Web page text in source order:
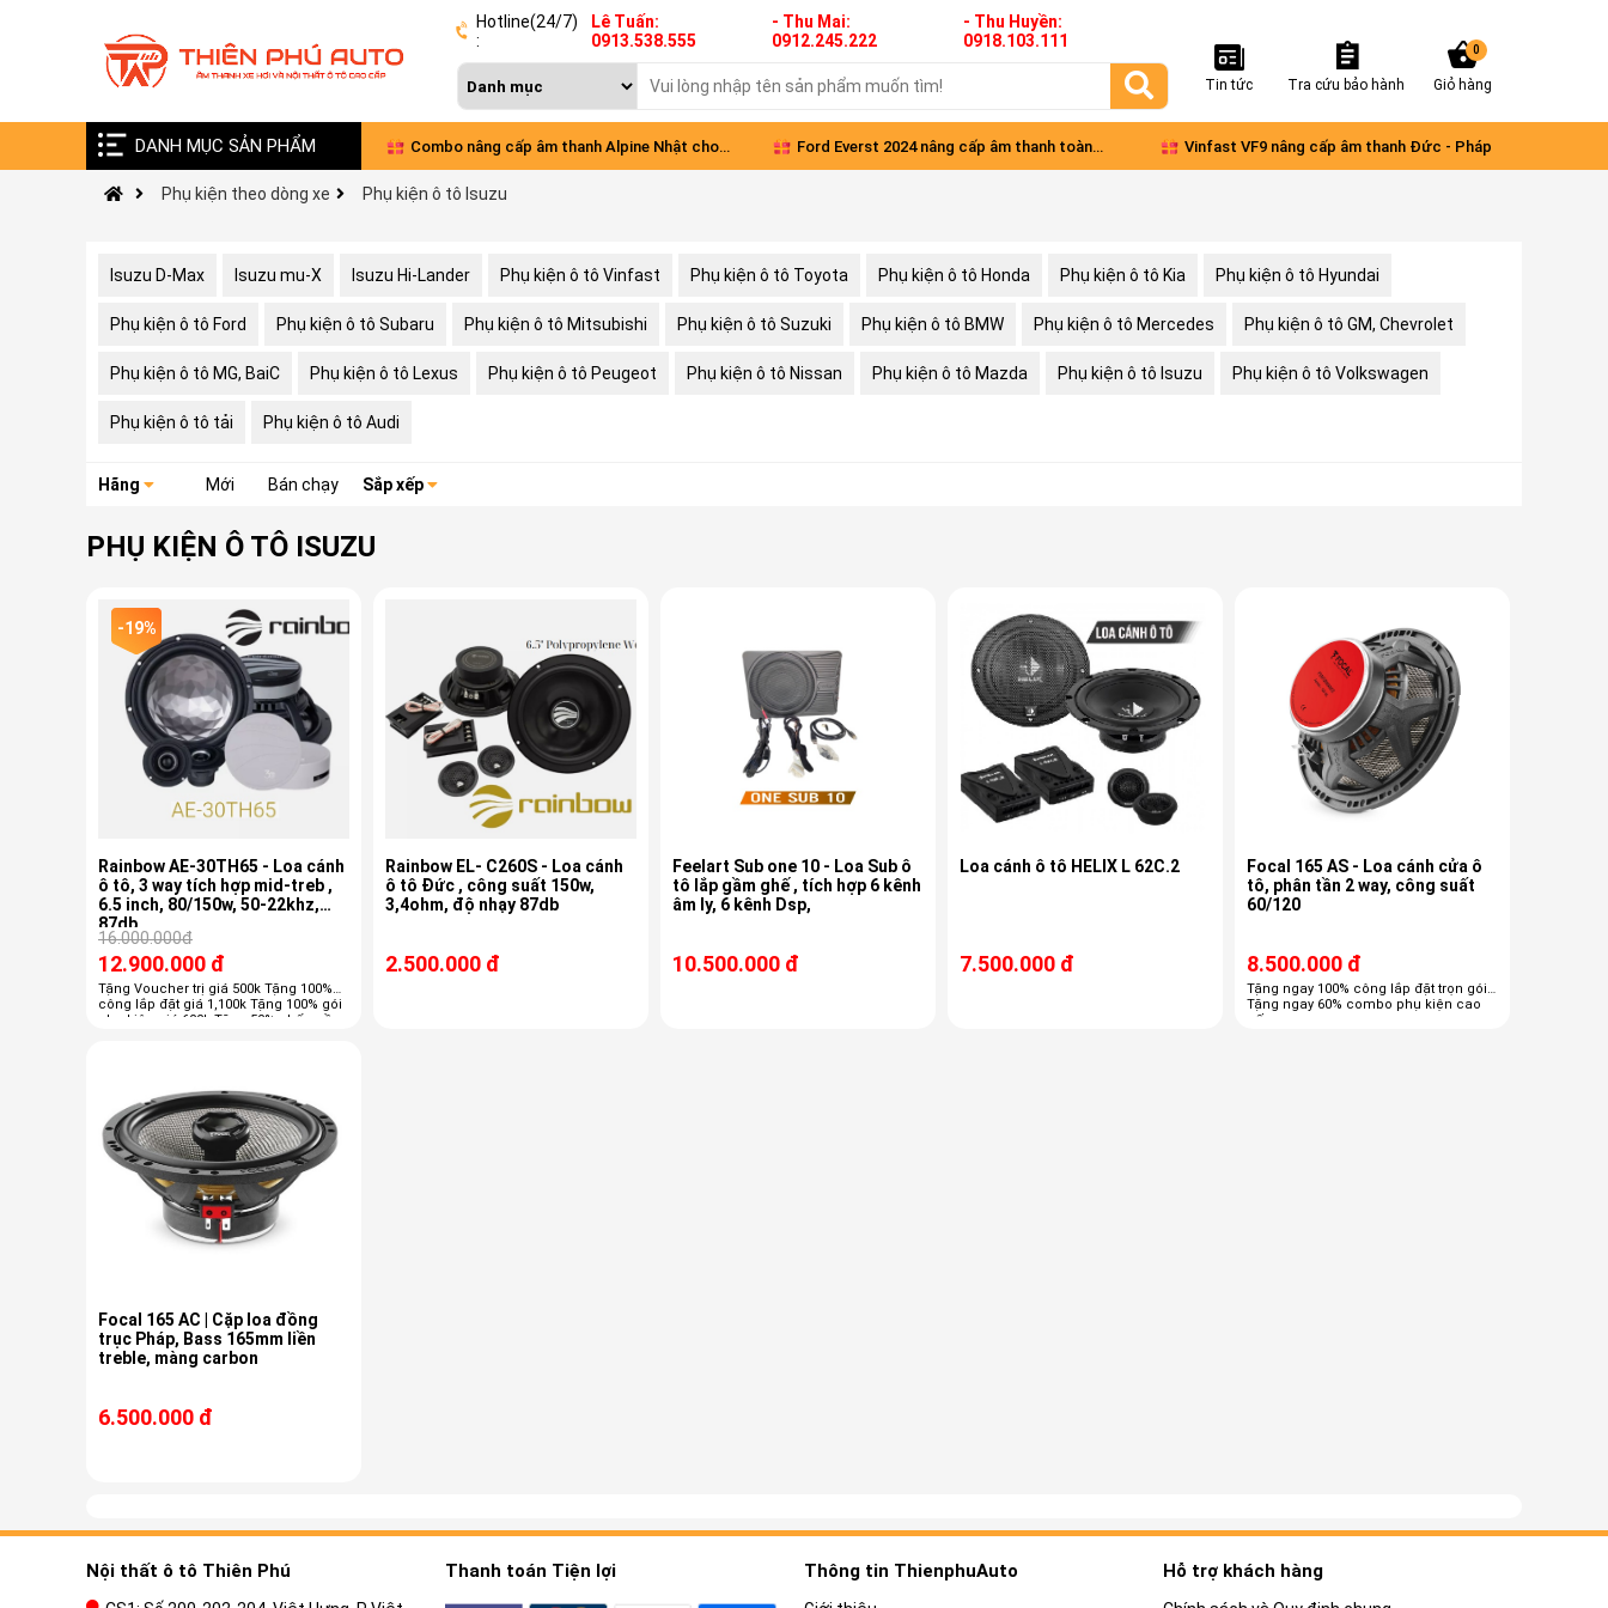
Hotline(24/7)
:
Lê Tuấn:
0913.538.555
- Thu Mai:
0912.245.222
- Thu Huyền:
0918.103.111
Tin tức Tra cứu bảo hành Giỏ hàng
0
DANH MỤC SẢN PHẨM
Vinfast VF9 nâng cấp âm thanh Đức - Pháp Combo nâng cấp âm thanh Alpine Nhật cho
xe VinFast Limo Green
Ford Everst 2024 nâng cấp âm thanh toàn Vinfast VF9 nâng cấp âm thanh Đức - Pháp
Phụ kiện theo dòng xe Phụ kiện ô tô Isuzu
Isuzu D-Max Isuzu mu-X Isuzu Hi-Lander Phụ kiện ô tô Vinfast Phụ kiện ô tô Toyota Phụ kiện ô tô Honda Phụ kiện ô tô Kia Phụ kiện ô tô Hyundai
Phụ kiện ô tô Ford Phụ kiện ô tô Subaru Phụ kiện ô tô Mitsubishi Phụ kiện ô tô Suzuki Phụ kiện ô tô BMW Phụ kiện ô tô Mercedes Phụ kiện ô tô GM, Chevrolet
Phụ kiện ô tô MG, BaiC Phụ kiện ô tô Lexus Phụ kiện ô tô Peugeot Phụ kiện ô tô Nissan Phụ kiện ô tô Mazda Phụ kiện ô tô Isuzu Phụ kiện ô tô Volkswagen
Phụ kiện ô tô tải Phụ kiện ô tô Audi
Hãng Mới Bán chạy Sắp xếp
PHỤ KIỆN Ô TÔ ISUZU
-19%
Rainbow AE-30TH65 - Loa cánh
ô tô, 3 way tích hợp mid-treb ,
6.5 inch, 80/150w, 50-22khz,
87db
16.000.000đ
12.900.000 đ
Tặng Voucher trị giá 500k Tặng 100%
công lắp đặt giá 1,100k Tặng 100% gói
phụ kiện giá 600k Tặng 50% chống ồn
Rainbow EL- C260S - Loa cánh
ô tô Đức , công suất 150w,
3,4ohm, độ nhạy 87db
2.500.000 đ
Feelart Sub one 10 - Loa Sub ô
tô lắp gầm ghế , tích hợp 6 kênh
âm ly, 6 kênh Dsp,
10.500.000 đ
Loa cánh ô tô HELIX L 62C.2
7.500.000 đ
Focal 165 AS - Loa cánh cửa ô
tô, phân tần 2 way, công suất
60/120
8.500.000 đ
Tặng ngay 100% công lắp đặt trọn gói
Tặng ngay 60% combo phụ kiện cao
cấp
Focal 165 AC | Cặp loa đồng
trục Pháp, Bass 165mm liền
treble, màng carbon
6.500.000 đ
Nội thất ô tô Thiên Phú Thanh toán Tiện lợi Thông tin ThienphuAuto Hỗ trợ khách hàng